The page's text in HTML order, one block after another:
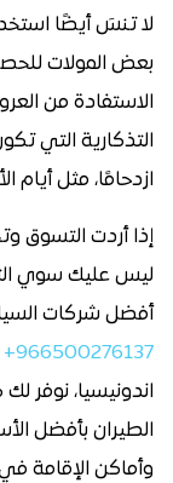
لا تنسَ أيضًا
بعض المولات
الاستفادة من
التذكارية التي
ازدحامًا، مثل أيام
إذا أردت التسوق
ليس عليك سوي
أفضل شركات
966500276137+
اندونيسيا، نوفر
الطيران بأفضل
وأماكن الإقامة